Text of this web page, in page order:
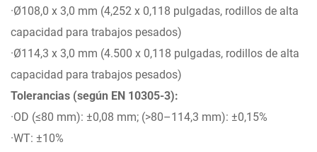
·Ø108,0 x 3,0 mm (4,252 x 0,118 pulgadas, rodillos de alta
capacidad para trabajos pesados)
·Ø114,3 x 3,0 mm (4.500 x 0,118 pulgadas, rodillos de alta
capacidad para trabajos pesados)
Tolerancias (según EN 10305-3):
·OD (≤80 mm): ±0,08 mm; (>80–114,3 mm): ±0,15%
·WT: ±10%